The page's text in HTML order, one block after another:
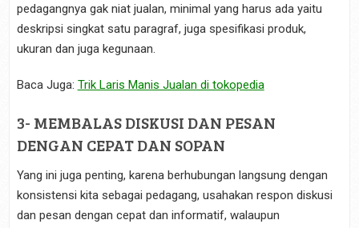
pedagangnya gak niat jualan, minimal yang harus ada yaitu
deskripsi singkat satu paragraf, juga spesifikasi produk,
ukuran dan juga kegunaan.
Baca Juga: Trik Laris Manis Jualan di tokopedia
3- MEMBALAS DISKUSI DAN PESAN
DENGAN CEPAT DAN SOPAN
Yang ini juga penting, karena berhubungan langsung dengan
konsistensi kita sebagai pedagang, usahakan respon diskusi
dan pesan dengan cepat dan informatif, walaupun